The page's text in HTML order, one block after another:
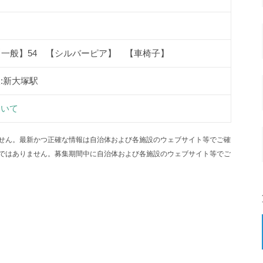
般】54 【シルバーピア】 【車椅子】
新大塚駅
て
。最新かつ正確な情報は自治体および各施設のウェブサイト等でご確
ありません。募集期間中に自治体および各施設のウェブサイト等でご